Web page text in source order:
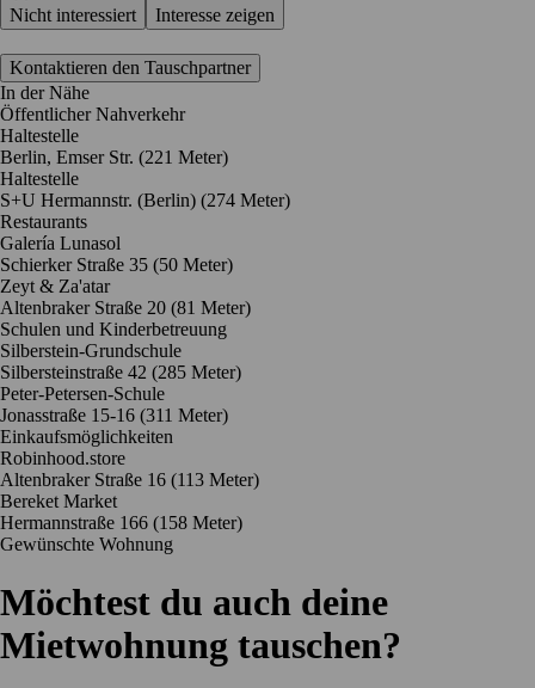
Nicht interessiert Interesse zeigen
Kontaktieren den Tauschpartner
In der Nähe
Öffentlicher Nahverkehr
Haltestelle
Berlin, Emser Str. (221 Meter)
Haltestelle
S+U Hermannstr. (Berlin) (274 Meter)
Restaurants
Galería Lunasol
Schierker Straße 35 (50 Meter)
Zeyt & Za'atar
Altenbraker Straße 20 (81 Meter)
Schulen und Kinderbetreuung
Silberstein-Grundschule
Silbersteinstraße 42 (285 Meter)
Peter-Petersen-Schule
Jonasstraße 15-16 (311 Meter)
Einkaufsmöglichkeiten
Robinhood.store
Altenbraker Straße 16 (113 Meter)
Bereket Market
Hermannstraße 166 (158 Meter)
Gewünschte Wohnung
Möchtest du auch deine
Mietwohnung tauschen?